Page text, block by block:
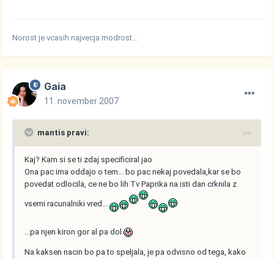
Norost je vcasih najvecja modrost…
Gaia
11. november 2007
mantis pravi:
Kaj? Kam si se ti zdaj specificiral jao
Ona pac ima oddajo o tem... bo pac nekaj povedala,kar se bo
povedat odlocila, ce ne bo lih Tv Paprika na isti dan crknila z
vsemi racunalniki vred...
...pa njen kiron gor al pa dol
Na kaksen nacin bo pa to speljala, je pa odvisno od tega, kako